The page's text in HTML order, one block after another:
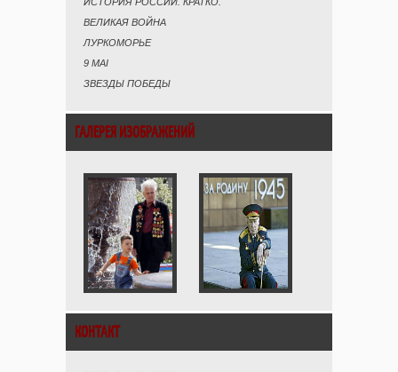
ВЕЛИКАЯ ВОЙНА
ЛУРКОМОРЬЕ
9 MAI
ЗВЕЗДЫ ПОБЕДЫ
ГАЛЕРЕЯ ИЗОБРАЖЕНИЙ
КОНТАКТ